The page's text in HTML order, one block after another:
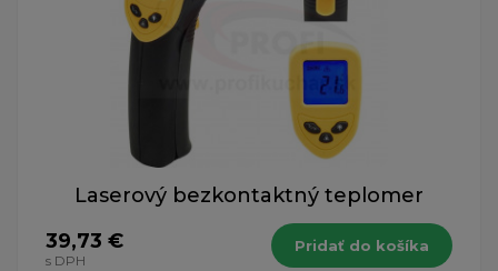
Laserový bezkontaktný teplomer
39,73 €
s DPH
Pridať do košíka